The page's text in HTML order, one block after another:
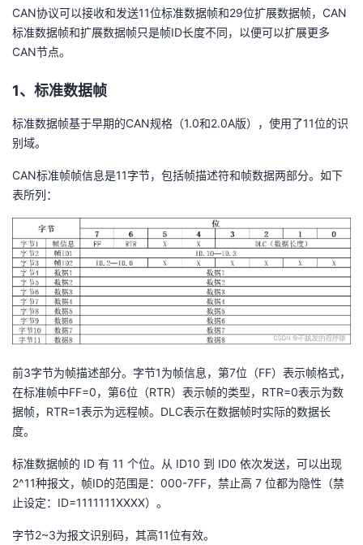
我
的
博
客
我
的
论
我
的
子
我
直
播
的
活
动
我
的
关
注
我
的
开
者
学
堂
我
的
我
支
持
我
CAN协议可以接收和发送11位标准数据帧和29位扩展数据帧，CAN
标准数据帧和扩展数据帧只是帧ID长度不同，以便可以扩展更多
CAN节点。
1、标准数据帧
标准数据帧基于早期的CAN规格（1.0和2.0A版），使用了11位的识
别域。
CAN标准帧帧信息是11字节，包括帧描述符和帧数据两部分。如下
表所列：
前3字节为帧描述部分。字节1为帧信息，第7位（FF）表示帧格式，
在标准帧中FF=0，第6位（RTR）表示帧的类型，RTR=0表示为数
据帧，RTR=1表示为远程帧。DLC表示在数据帧时实际的数据长
度。
标准数据帧的 ID 有 11 个位。从 ID10 到 ID0 依次发送，可以出现
2^11种报文，帧ID的范围是：000-7FF，禁止高 7 位都为隐性（禁
止设定：ID=1111111XXXX）。
字节2~3为报文识别码，其高11位有效。